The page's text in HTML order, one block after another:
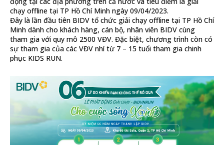
chạy offline tại TP Hồ Chí Minh ngày 09/04/2023.
Đây là lần đầu tiên BIDV tổ chức giải chạy offline tại TP Hồ Chí
Minh dành cho khách hàng, cán bộ, nhân viên BIDV cùng
tham gia với quy mô 2500 VĐV. Đặc biệt, chương trình còn có
sự tham gia của các VĐV nhí từ 7 – 15 tuổi tham gia chinh
phục KIDS RUN.